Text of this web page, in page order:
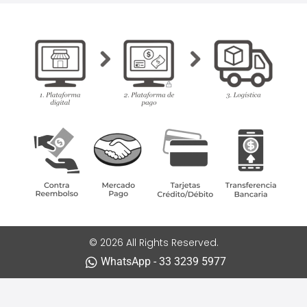
© 2026 All Rights Reserved.
WhatsApp - 33 3239 5977